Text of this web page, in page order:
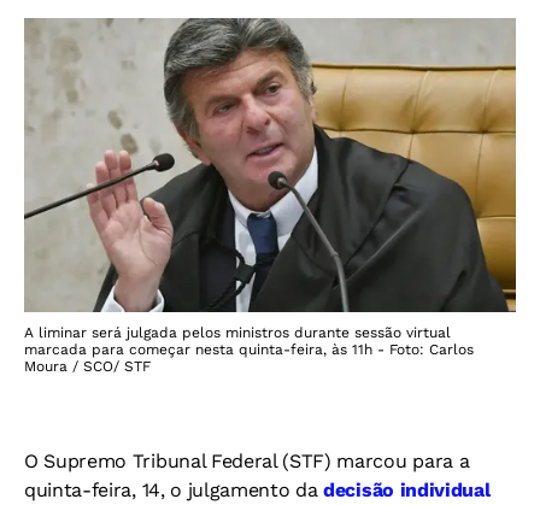
A liminar será julgada pelos ministros durante sessão virtual
marcada para começar nesta quinta-feira, às 11h - Foto: Carlos
Moura / SCO/ STF
O Supremo Tribunal Federal (STF) marcou para a
quinta-feira, 14, o julgamento dadecisão individual